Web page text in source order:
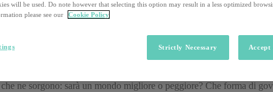
ci sposteremo e che lavori faremo?Se rispondere a queste
è una giovane donna. Unica italiana inserita dal World Economic
sul futuro ha fatto il suo core business. Esperta di scenari futuri
rendendo temi complessi accessibili al più vasto pubblico
dal 2017 e proietta il lettore nei possibili sviluppi tecnologici del
mondo fra trent’anni
, dalla medicina ai trasporti, dall’ambiente
ne sorgono: sarà un mondo migliore o peggiore? Che forma di
will be used. Do note however that selecting this option may result in a less optimized
please see our
Cookie Policy
Strictly Necessary Accept